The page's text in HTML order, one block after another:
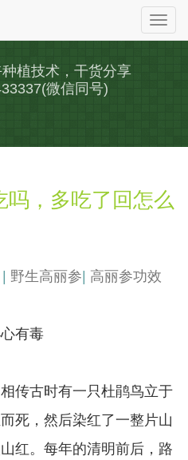
植技术，干货分享
微信同号)
吗，多吃了回怎么
野生高丽参 高丽参功效
有毒
传古时有一只杜鹃鸟立于
死，然后染红了一整片山
红。每年的清明前后，路